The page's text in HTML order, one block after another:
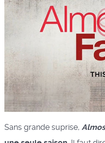
Sans grande suprise,